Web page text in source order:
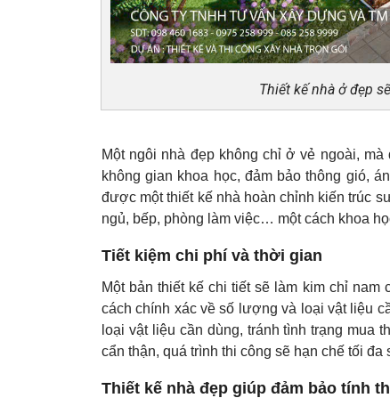
Thiết kế nhà ở đẹp
Một ngôi nhà đẹp không chỉ ở vẻ ngoài,
không gian khoa học, đảm bảo thông gió,
được một thiết kế nhà hoàn chỉnh kiến trúc
ngủ, bếp, phòng làm việc… một cách khoa
Tiết kiệm chi phí và thời gian
Một bản thiết kế chi tiết sẽ làm kim chỉ
cách chính xác về số lượng và loại vật liệu
loại vật liệu cần dùng, tránh tình trạng
cẩn thận, quá trình thi công sẽ hạn chế tối đa
Thiết kế nhà đẹp giúp đảm bảo tính